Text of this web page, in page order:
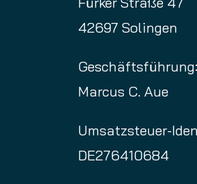
42697 Solingen
Geschäftsführung:
Marcus C. Aue
Umsatzsteuer-
DE276410684